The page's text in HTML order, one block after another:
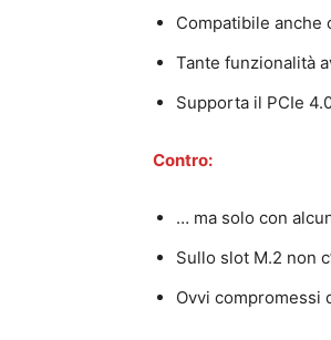
Compatibile anche
Tante funzionalità
Supporta il PCIe
Contro:
… ma solo con
Sullo slot M.2 non
Ovvi compromessi